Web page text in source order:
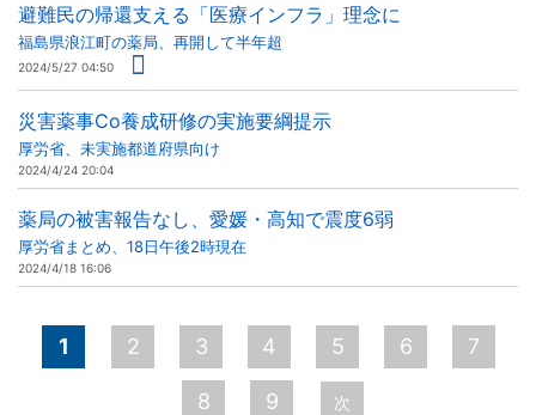
避難民の帰還支える「医療インフラ」理念に
福島県浪江町の薬局、再開して半年超
2024/5/27 04:50
災害薬事Co養成研修の実施要綱提示
厚労省、未実施都道府県向け
2024/4/24 20:04
薬局の被害報告なし、愛媛・高知で震度6弱
厚労省まとめ、18日午後2時現在
2024/4/18 16:06
ペ
ー
1 2 3 4 5 6 7
8 9 次